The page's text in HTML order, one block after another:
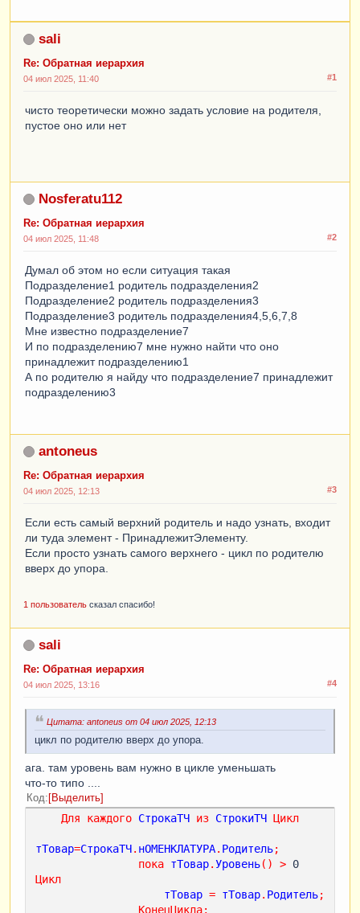
sali
Re: Обратная иерархия
#1
04 июл 2025, 11:40
чисто теоретически можно задать условие на родителя,
пустое оно или нет
Nosferatu112
Re: Обратная иерархия
#2
04 июл 2025, 11:48
Думал об этом но если ситуация такая
Подразделение1 родитель подразделения2
Подразделение2 родитель подразделения3
Подразделение3 родитель подразделения4,5,6,7,8
Мне известно подразделение7
И по подразделению7 мне нужно найти что оно
принадлежит подразделению1
А по родителю я найду что подразделение7 принадлежит
подразделению3
antoneus
Re: Обратная иерархия
#3
04 июл 2025, 12:13
Если есть самый верхний родитель и надо узнать, входит
ли туда элемент - ПринадлежитЭлементу.
Если просто узнать самого верхнего - цикл по родителю
вверх до упора.
1 пользователь сказал спасибо!
sali
Re: Обратная иерархия
#4
04 июл 2025, 13:16
Цитата: antoneus от 04 июл 2025, 12:13
цикл по родителю вверх до упора.
ага. там уровень вам нужно в цикле уменьшать
что-то типо ....
Код Выделить
Для каждого СтрокаТЧ из СтрокиТЧ Цикл
тТовар=СтрокаТЧ. нОМЕНКЛАТУРА. Родитель;
пока тТовар.Уровень() >
Цикл
тТовар = тТовар. Родитель;
КонецЦикла;